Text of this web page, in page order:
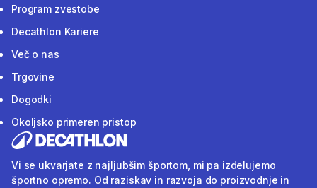
Program zvestobe
Decathlon Kariere
Več o nas
Trgovine
Dogodki
Okoljsko primeren pristop
Vi se ukvarjate z najljubšim športom, mi pa izdelujemo
športno opremo. Od raziskav in razvoja do proizvodnje in